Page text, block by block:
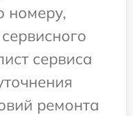
номеру,
сервиса
ремонта